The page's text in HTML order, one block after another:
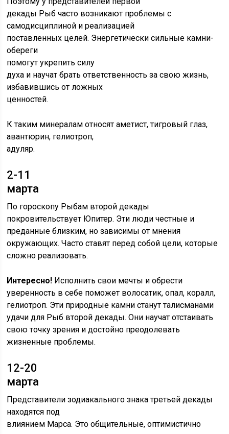
декады Рыб часто возникают проблемы с
самодисциплиной и реализацией
поставленных целей. Энергетически сильные камни-
обереги
помогут укрепить силу
духа и научат брать ответственность за свою жизнь,
избавившись от ложных
ценностей.
К таким минералам относят аметист, тигровый глаз,
авантюрин, гелиотроп,
адуляр.
2-11
марта
По гороскопу Рыбам второй декады
покровительствует Юпитер. Эти люди честные и
преданные близким, но зависимы от мнения
окружающих. Часто ставят перед собой цели, которые
сложно реализовать.
Интересно! Исполнить свои мечты и обрести
уверенность в себе поможет волосатик, опал, коралл,
гелиотроп. Эти природные камни станут талисманами
удачи для Рыб второй декады. Они научат отстаивать
свою точку зрения и достойно преодолевать
жизненные проблемы.
12-20
марта
Представители зодиакального знака третьей декады
находятся под
влиянием Марса. Это общительные, оптимистично